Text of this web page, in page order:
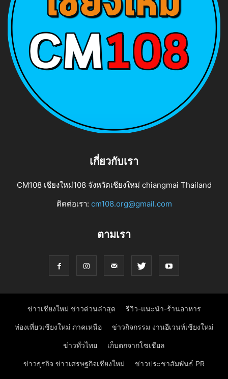
เกี่ยวกับเรา
CM108 เชียงใหม่108 จังหวัดเชียงใหม่ chiangmai Thailand
ติดต่อเรา: cm108.org@gmail.com
ตามเรา
ข่าวเชียงใหม่ ข่าวด่วนล่าสุด รีวิว-แนะนำ-ร้านอาหาร
ท่องเที่ยวเชียงใหม่ ภาคเหนือ ข่าวกิจกรรม งานอีเวนท์เชียงใหม่
ข่าวทั่วไทย เก็บตกจากโซเชียล
ข่าวธุรกิจ ข่าวเศรษฐกิจเชียงใหม่ ข่าวประชาสัมพันธ์ PR